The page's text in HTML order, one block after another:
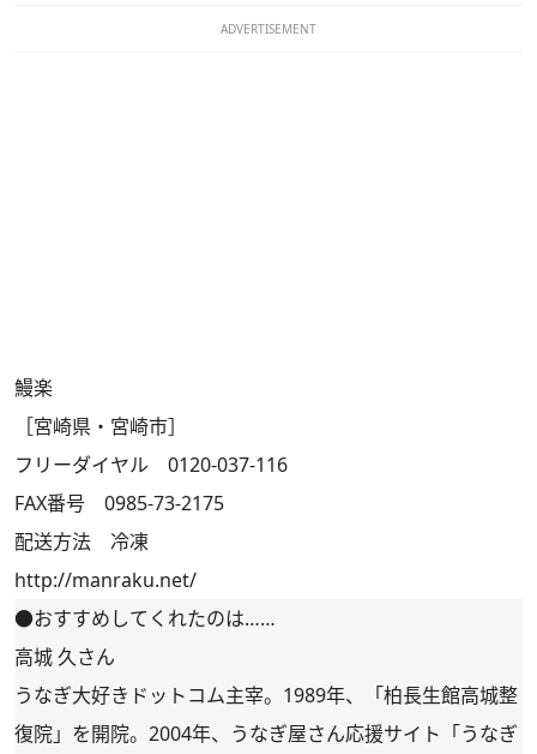
ADVERTISEMENT
鰻楽
［宮崎県・宮崎市］
フリーダイヤル 0120-037-116
FAX番号 0985-73-2175
配送方法 冷凍
http://manraku.net/
●おすすめしてくれたのは……
高城 久さん
うなぎ大好きドットコム主宰。1989年、「柏長生館高城整
復院」を開院。2004年、うなぎ屋さん応援サイト「うなぎ